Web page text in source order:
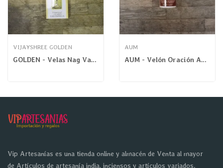
VIJAYSHREE GOLDEN
GOLDEN - Velas Nag Vainilla
AUM
AUM - Velón Oración Antitabaco
Vip Artesanías es una tienda online y almacén de Venta al mayor
de Artículos de artesanía india, inciensos y artículos variados.